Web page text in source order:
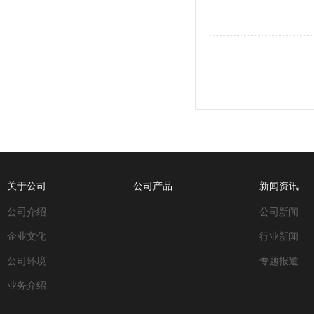
关于公司
公司介绍
企业文化
公司环境
业务介绍
公司产品 新闻资讯
公司新闻
行业新闻
专题报道